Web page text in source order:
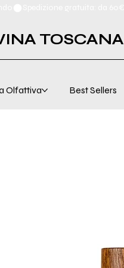
Olfattiva Best Sellers
TOSCANA